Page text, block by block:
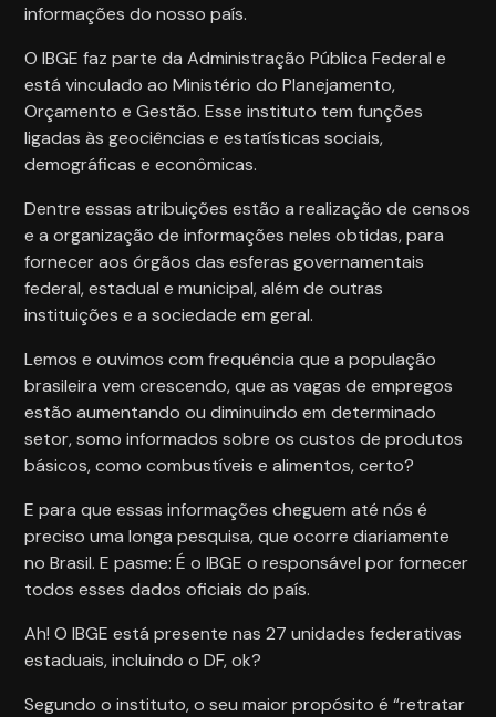
informações do nosso país.
O IBGE faz parte da Administração Pública Federal e
está vinculado ao Ministério do Planejamento,
Orçamento e Gestão. Esse instituto tem funções
ligadas às geociências e estatísticas sociais,
demográficas e econômicas.
Dentre essas atribuições estão a realização de censos
e a organização de informações neles obtidas, para
fornecer aos órgãos das esferas governamentais
federal, estadual e municipal, além de outras
instituições e a sociedade em geral.
Lemos e ouvimos com frequência que a população
brasileira vem crescendo, que as vagas de empregos
estão aumentando ou diminuindo em determinado
setor, somo informados sobre os custos de produtos
básicos, como combustíveis e alimentos, certo?
E para que essas informações cheguem até nós é
preciso uma longa pesquisa, que ocorre diariamente
no Brasil. E pasme: É o IBGE o responsável por fornecer
todos esses dados oficiais do país.
Ah! O IBGE está presente nas 27 unidades federativas
estaduais, incluindo o DF, ok?
Segundo o instituto, o seu maior propósito é “retratar